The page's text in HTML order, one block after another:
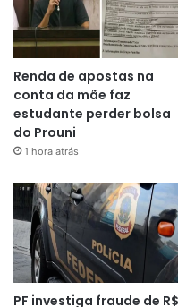
Renda de apostas na
conta da mãe faz
estudante perder bolsa
do Prouni
1 hora atrás
PF investiga fraude de R$